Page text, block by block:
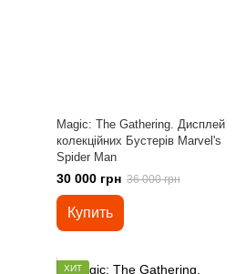
Magic: The Gathering. Дисплей
колекційних Бустерів Marvel's
Spider Man
30 000 грн 36 000 грн
Купить
ХИТ